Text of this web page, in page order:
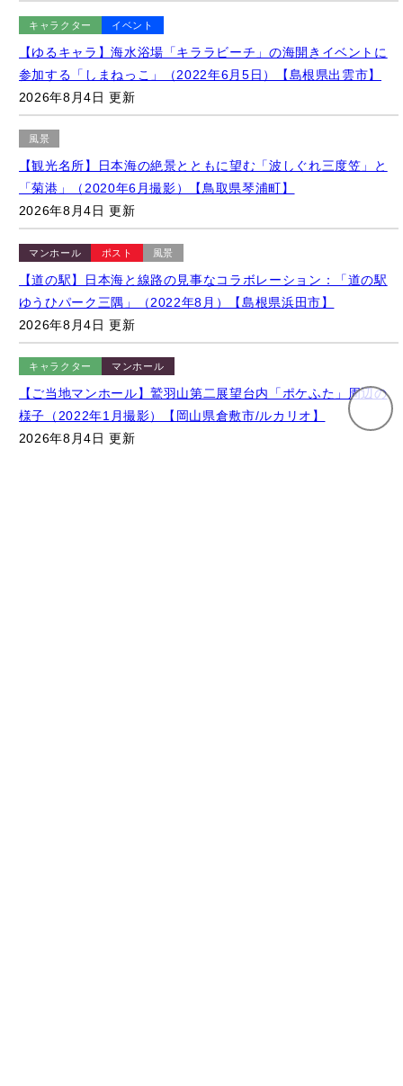
2026年8月4日 更新
キャラクター イベント
【ゆるバース2026】さいたま市PRキャラクター「つなが竜ヌ
ゥ」の出陣式・さいたま市役所にて（2026年7月31日）【埼玉
県さいたま市】
2026年8月4日 更新
キャラクター イベント
【ゆるバース2025】「ゆるバース2026」の開催地をサプライズ
発表するキャラクターたち（2025年9月28日）【東京都墨田区/
隅田公園】
2026年8月4日 更新
さらに見る